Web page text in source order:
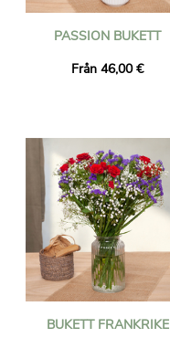
PASSION BUKETT
Från 46,00 €
BUKETT FRANKRIKE